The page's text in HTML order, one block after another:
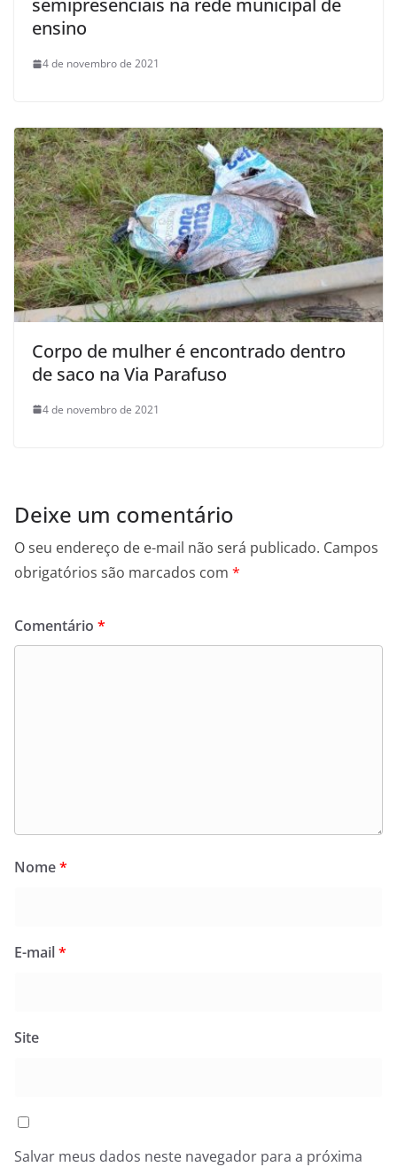
semipresenciais na rede municipal de
ensino
4 de novembro de 2021
Corpo de mulher é encontrado dentro
de saco na Via Parafuso
4 de novembro de 2021
Deixe um comentário
O seu endereço de e-mail não será publicado. Campos
obrigatórios são marcados com *
Comentário *
Nome*
E-mail*
Site
Salvar meus dados neste navegador para a próxima